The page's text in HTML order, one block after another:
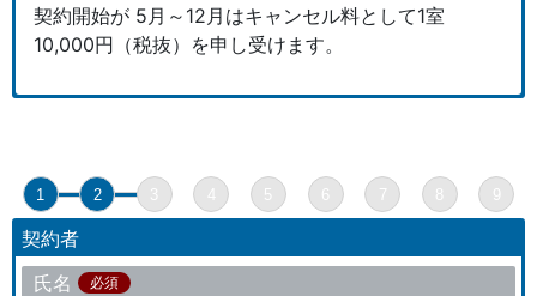
契約開始が 5月～12月はキャンセル料として1室
10,000円（税抜）を申し受けます。
1 2 3 5 6 7 8 9
契約者
氏名
必須